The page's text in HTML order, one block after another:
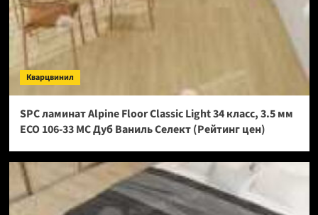
Кварцвинил
SPC ламинат Alpine Floor Classic Light 34 класс, 3.5 мм
ECO 106-33 МС Дуб Ваниль Селект (Рейтинг цен)